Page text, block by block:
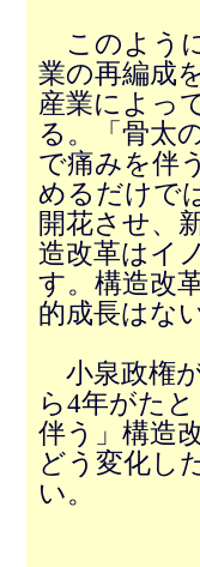
このよう
業の再編成
産業によっ
る。「骨太
で痛みを伴
めるだけで
開花させ、
造改革はイ
す。構造改
的成長はな
小泉政権
ら4年がた
伴う」構造
どう変化し
い。